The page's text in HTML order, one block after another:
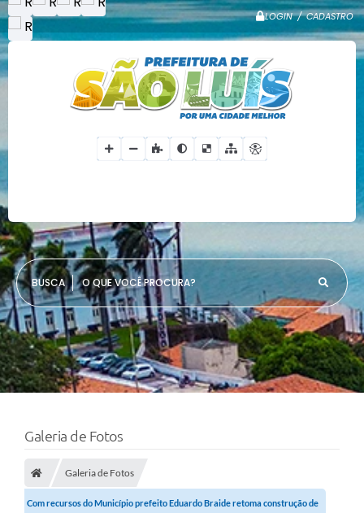
LOGIN / CADASTRO
O QUE VOCÊ PROCURA?
Galeria de Fotos
Galeria de Fotos
Com recursos do Município prefeito Eduardo Braide retoma construção de